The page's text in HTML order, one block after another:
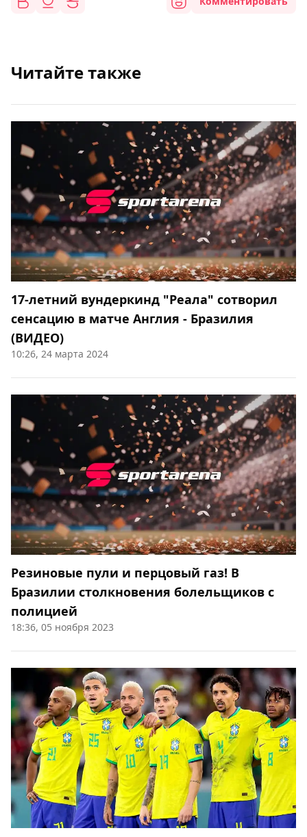
Читайте также
17-летний вундеркинд "Реала" сотворил
сенсацию в матче Англия - Бразилия
(ВИДЕО)
10:26, 24 марта 2024
Резиновые пули и перцовый газ! В
Бразилии столкновения болельщиков с
полицией
18:36, 05 ноября 2023